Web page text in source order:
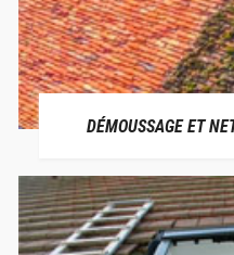
DÉMOUSSAGE ET